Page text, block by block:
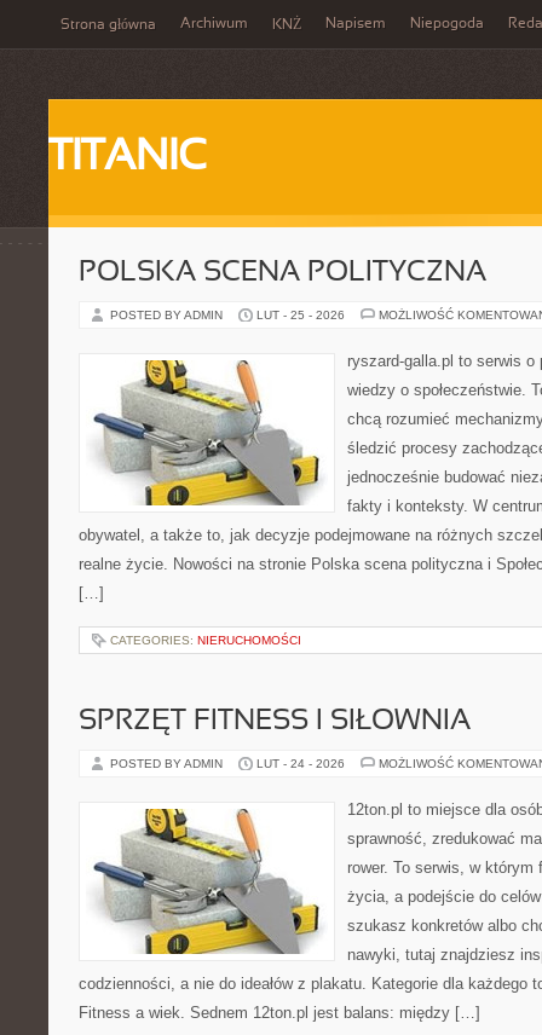
Strona główna Archiwum KNŻ Napisem Niepogoda
TITANIC
POLSKA SCENA POLITYCZNA
POSTED BY ADMIN LUT - 25 - 2026 MOŻLIWOŚĆ
ryszard-galla.pl to serwis
wiedzy o społeczeństwie.
chcą rozumieć
śledzić procesy
jednocześnie budować
fakty i konteksty. W
obywatel, a także to, jak decyzje podejmowane na różnych
realne życie. Nowości na stronie Polska scena polityczna i
[…]
CATEGORIES: NIERUCHOMOŚCI
SPRZĘT FITNESS I SIŁOWNIA
POSTED BY ADMIN LUT - 24 - 2026 MOŻLIWOŚĆ
12ton.pl to miejsce dla
sprawność, zredukować
rower. To serwis, w którym
życia, a podejście do
szukasz konkretów albo
nawyki, tutaj znajdziesz
codzienności, a nie do ideałów z plakatu. Kategorie dla każdego
Fitness a wiek. Sednem 12ton.pl jest balans: między […]